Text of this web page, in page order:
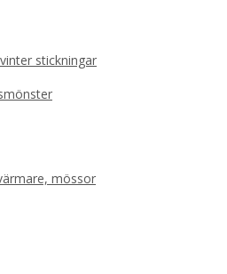
stickningar
mössor